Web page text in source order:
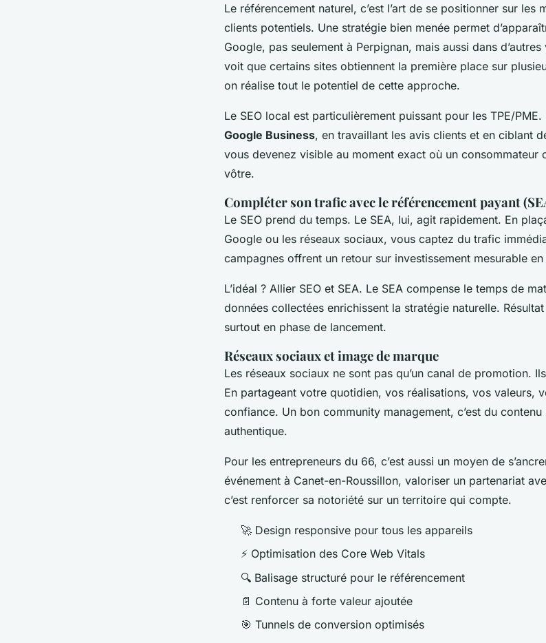
Le référencement naturel, c’est l’art de se positionner sur les
clients potentiels. Une stratégie bien menée permet
Google, pas seulement à Perpignan, mais aussi dans
voit que certains sites obtiennent la première place sur
on réalise tout le potentiel de cette approche.
Le SEO local est particulièrement puissant pour les TPE/
Google Business, en travaillant les avis clients et en ciblant
vous devenez visible au moment exact où un consommateur
vôtre.
Compléter son trafic avec le référencement payant
Le SEO prend du temps. Le SEA, lui, agit rapidement. En
Google ou les réseaux sociaux, vous captez du trafic
campagnes offrent un retour sur investissement mesurable
L’idéal ? Allier SEO et SEA. Le SEA compense le temps de
données collectées enrichissent la stratégie naturelle.
surtout en phase de lancement.
Réseaux sociaux et image de marque
Les réseaux sociaux ne sont pas qu’un canal de promotion.
En partageant votre quotidien, vos réalisations, vos valeurs,
confiance. Un bon community management, c’est du
authentique.
Pour les entrepreneurs du 66, c’est aussi un moyen de
événement à Canet-en-Roussillon, valoriser un partenariat
c’est renforcer sa notoriété sur un territoire qui compte.
🚀 Design responsive pour tous les appareils
⚡ Optimisation des Core Web Vitals
🔍 Balisage structuré pour le référencement
📄 Contenu à forte valeur ajoutée
🎯 Tunnels de conversion optimisés